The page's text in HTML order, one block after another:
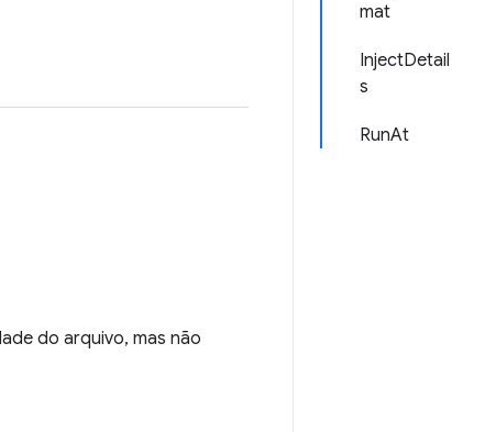
mat
InjectDetail
s
RunAt
do arquivo, mas não